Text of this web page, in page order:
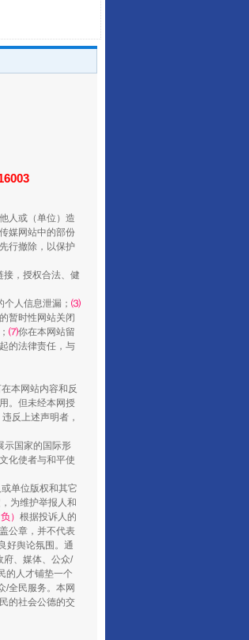
暂行规定
家底
公告
人或（单位）造
媒网站中的部份
行撤除，以保护
接，授权合法、健
人信息泄漏； ⑶
暂时性网站关闭
⑺你在本网站留
的法律责任，与
本网站内容和反
。但未经本网授
反上述声明者，
示国家的国际形
化使者与和平使
单位版权和其它
为维护举报人和
） 根据投诉人的
公章，并不代表
好舆论氛围。通
府、媒体、公众/
的人才铺垫一个
/全民服务。本网
的社会公德的交